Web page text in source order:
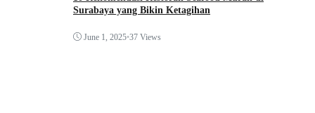
Surabaya yang Bikin Ketagihan
June 1, 2025•37 Views